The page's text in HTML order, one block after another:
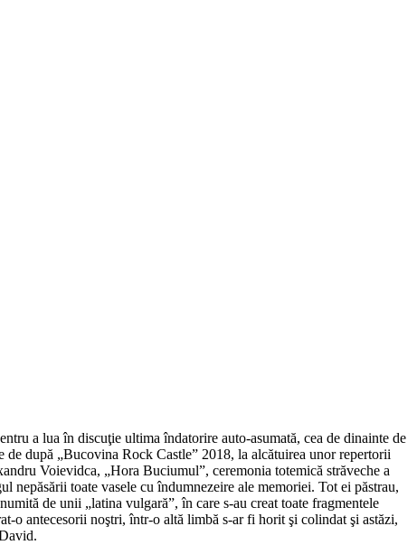
a lua în discuţie ultima îndatorire auto-asumată, cea de dinainte de
după „Bucovina Rock Castle” 2018, la alcătuirea unor repertorii
Voievidca, „Hora Buciumul”, ceremonia totemică străveche a
nepăsării toate vasele cu îndumnezeire ale memoriei. Tot ei păstrau,
de unii „latina vulgară”, în care s-au creat toate fragmentele
o antecesorii noştri, într-o altă limbă s-ar fi horit şi colindat şi astăzi,